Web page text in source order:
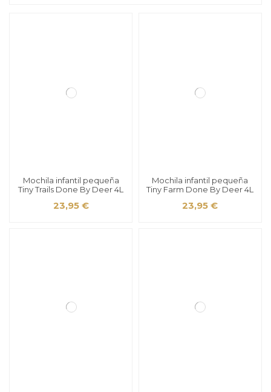
Mochila infantil pequeña
Tiny Trails Done By Deer 4L
23,95 €
Mochila infantil pequeña
Tiny Farm Done By Deer 4L
23,95 €